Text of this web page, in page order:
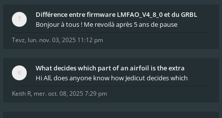
Différence entre firmware LMFAO_V4_8_0 et du GRBL
Bonjour à tous ! Me revoilà après 5 ans de pause
Tevz, lun. nov. 03, 2025 11:12 pm
What decides which part of an airfoil is the extra
Hi All, does anyone know how Jedicut decides which
Keith R, mer. oct. 08, 2025 7:29 pm